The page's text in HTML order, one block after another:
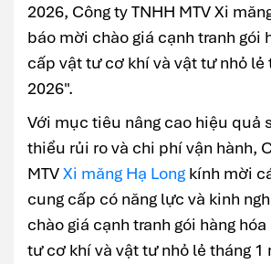
2026, Công ty TNHH MTV Xi
báo mời chào giá cạnh tranh gói
cấp vật tư cơ khí và vật tư nhỏ lẻ
2026".
Với mục tiêu nâng cao hiệu quả
thiểu rủi ro và chi phí vận hành,
MTVXi măng Hạ Long kính mời
cung cấp có năng lực và kinh
chào giá cạnh tranh gói hàng
tư cơ khí và vật tư nhỏ lẻ tháng 1